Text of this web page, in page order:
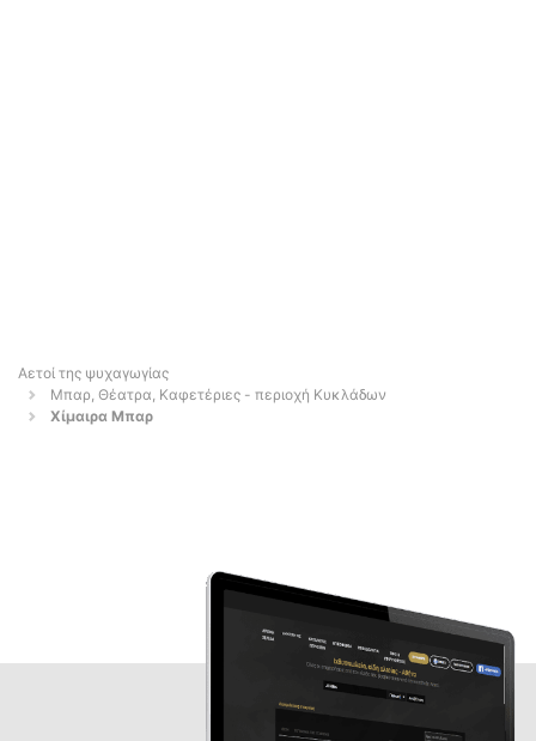
Αετοί της ψυχαγωγίας
Μπαρ, Θέατρα, Καφετέριες - περιοχή Κυκλάδων
Χίμαιρα Μπαρ